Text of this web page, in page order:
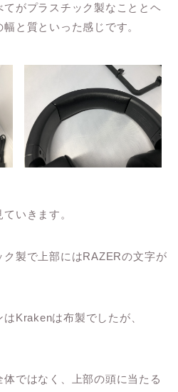
がプラスチック製なこととヘ
と質といった感じです。
いきます。
製で上部にはRAZERの文字が
Krakenは布製でしたが、
ではなく、上部の頭に当たる